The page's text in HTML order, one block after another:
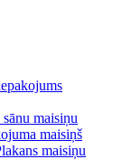
maisiņu
maisiņš
maisiņu